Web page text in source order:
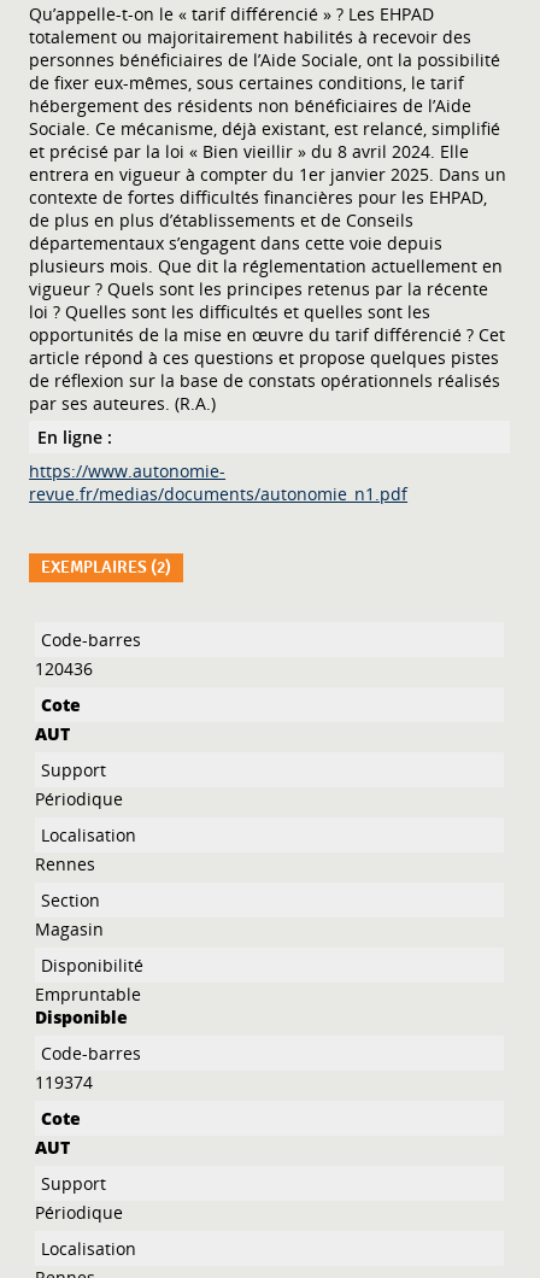
Qu’appelle-t-on le « tarif différencié » ? Les EHPAD
totalement ou majoritairement habilités à recevoir des
personnes bénéficiaires de l’Aide Sociale, ont la possibilité
de fixer eux-mêmes, sous certaines conditions, le tarif
hébergement des résidents non bénéficiaires de l’Aide
Sociale. Ce mécanisme, déjà existant, est relancé, simplifié
et précisé par la loi « Bien vieillir » du 8 avril 2024. Elle
entrera en vigueur à compter du 1er janvier 2025. Dans un
contexte de fortes difficultés financières pour les EHPAD,
de plus en plus d’établissements et de Conseils
départementaux s’engagent dans cette voie depuis
plusieurs mois. Que dit la réglementation actuellement en
vigueur ? Quels sont les principes retenus par la récente
loi ? Quelles sont les difficultés et quelles sont les
opportunités de la mise en œuvre du tarif différencié ? Cet
article répond à ces questions et propose quelques pistes
de réflexion sur la base de constats opérationnels réalisés
par ses auteures. (R.A.)
En ligne :
https://www.autonomie-
revue.fr/medias/documents/autonomie_n1.pdf
EXEMPLAIRES (2)
Liste des exemplaires
120436
AUT
Périodique
Rennes
Magasin
Empruntable
Disponible
119374
AUT
Périodique